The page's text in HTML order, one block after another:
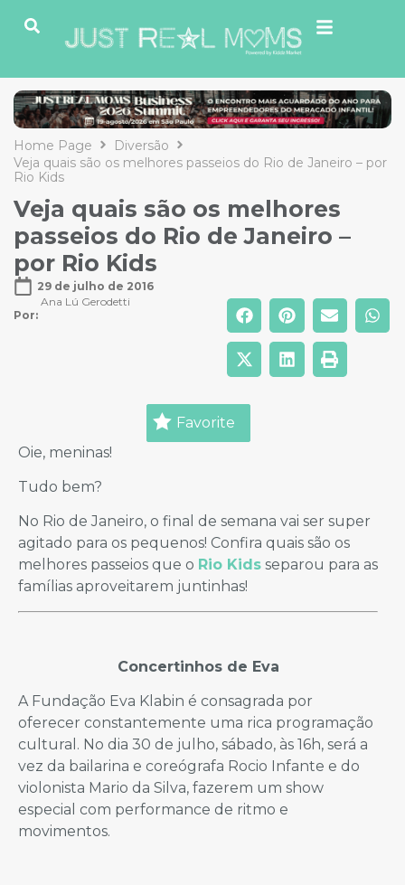
Home Page
Diversão
Veja quais são os melhores passeios do Rio de Janeiro – por
Rio Kids
Veja quais são os melhores
passeios do Rio de Janeiro –
por Rio Kids
29 de julho de 2016
Por:
Ana Lú Gerodetti
Favorite
Oie, meninas!
Tudo bem?
No Rio de Janeiro, o final de semana vai ser super
agitado para os pequenos! Confira quais são os
melhores passeios que o Rio Kids separou para as
famílias aproveitarem juntinhas!
Concertinhos de Eva
A Fundação Eva Klabin é consagrada por
oferecer constantemente uma rica programação
cultural. No dia 30 de julho, sábado, às 16h, será a
vez da bailarina e coreógrafa Rocio Infante e do
violonista Mario da Silva, fazerem um show
especial com performance de ritmo e
movimentos.